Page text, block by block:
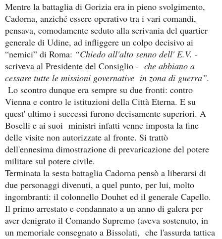
Mentre la battaglia di Gorizia era in pieno svolgimento,
Cadorna, anziché essere operativo tra i vari comandi,
pensava, comodamente seduto alla scrivania del quartier
generale di Udine, ad infliggere un colpo decisivo ai
“nemici” di Roma: “Chiedo all'alto senno dell' E.V. -
scriveva al Presidente del Consiglio - che abbiano a
cessare tutte le missioni governative in zona di guerra”.
Lo scontro dunque era sempre su due fronti: contro
Vienna e contro le istituzioni della Città Eterna. E su
quest' ultimo i successi furono decisamente superiori. A
Boselli e ai suoi ministri infatti venne imposta la fine
delle visite non autorizzate al fronte. Si trattò
dell'ennesima dimostrazione di prevaricazione del potere
militare sul potere civile.
Terminata la sesta battaglia Cadorna pensò a liberarsi di
due personaggi divenuti, a quel punto, per lui, molto
ingombranti: il colonnello Douhet ed il generale Capello.
Il primo arrestato e condannato a un anno di galera per
aver denigrato il Comando Supremo (aveva sostenuto, in
un memoriale consegnato a Bissolati, che l'assurda tattica